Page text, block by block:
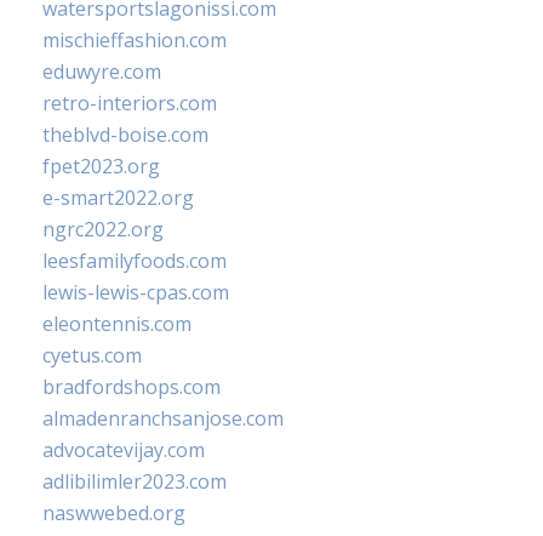
watersportslagonissi.com
mischieffashion.com
eduwyre.com
retro-interiors.com
theblvd-boise.com
fpet2023.org
e-smart2022.org
ngrc2022.org
leesfamilyfoods.com
lewis-lewis-cpas.com
eleontennis.com
cyetus.com
bradfordshops.com
almadenranchsanjose.com
advocatevijay.com
adlibilimler2023.com
naswwebed.org